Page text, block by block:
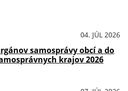
04. JÚL 2026
samosprávy obcí a do
krajov 2026